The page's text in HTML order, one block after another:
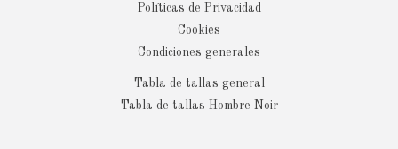
Políticas de Privacidad
Cookies
Condiciones generales
Tabla de tallas general
Tabla de tallas Hombre Noir